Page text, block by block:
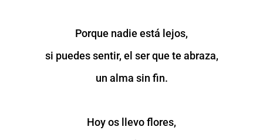
Porque nadie está lejos,
si puedes sentir, el ser que te abraza,
un alma sin fin.
Hoy os llevo flores,